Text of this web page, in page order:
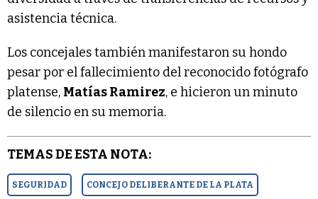
asistencia técnica.
Los concejales también manifestaron su hondo
pesar por el fallecimiento del reconocido fotógrafo
platense, Matías Ramirez, e hicieron un minuto
de silencio en su memoria.
TEMAS DE ESTA NOTA:
SEGURIDAD CONCEJO DELIBERANTE DE LA PLATA